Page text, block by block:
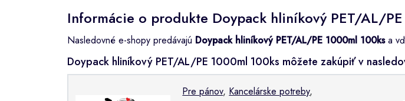
Informácie o produkte Doypack hliníkový PET/AL/
Nasledovné e-shopy predávajú Doypack hliníkový PET/AL/PE 1000ml 100ksa
Doypack hliníkový PET/AL/PE 1000ml 100ks môžete zakúpiť v
Pre pánov, Kancelárske potreby,